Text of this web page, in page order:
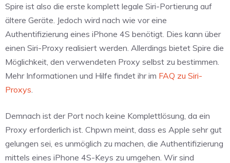
Spire ist also die erste komplett legale Siri-Portierung auf
ältere Geräte. Jedoch wird nach wie vor eine
Authentifizierung eines iPhone 4S benötigt. Dies kann über
einen Siri-Proxy realisiert werden. Allerdings bietet Spire die
Möglichkeit, den verwendeten Proxy selbst zu bestimmen.
Mehr Informationen und Hilfe findet ihr im FAQ zu Siri-
Proxys.
Demnach ist der Port noch keine Komplettlösung, da ein
Proxy erforderlich ist. Chpwn meint, dass es Apple sehr gut
gelungen sei, es unmöglich zu machen, die Authentifizierung
mittels eines iPhone 4S-Keys zu umgehen. Wir sind